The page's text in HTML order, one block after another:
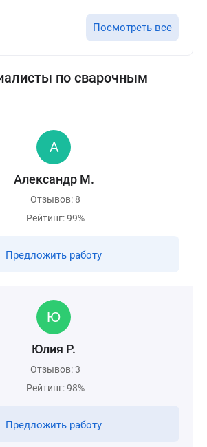
Посмотреть все
по сварочным
Александр М.
Отзывов: 8
Рейтинг: 99%
Предложить работу
Юлия Р.
Отзывов: 3
Рейтинг: 98%
Предложить работу